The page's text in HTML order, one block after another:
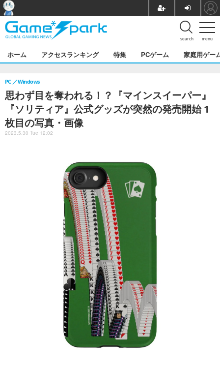
menu
search
ホーム アクセスランキング 特集 PCゲーム 家庭用ゲー
思わず目を奪われる！？『マインスイーパー』
『ソリティア』公式グッズが突然の発売開始 1
枚目の写真・画像
PC Windows
2023.5.30 Tue 12:02